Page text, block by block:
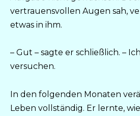
vertrauensvollen Augen sah,
etwas in ihm.
– Gut – sagte er schließlich. –
versuchen.
In den folgenden Monaten
Leben vollständig. Er lernte,